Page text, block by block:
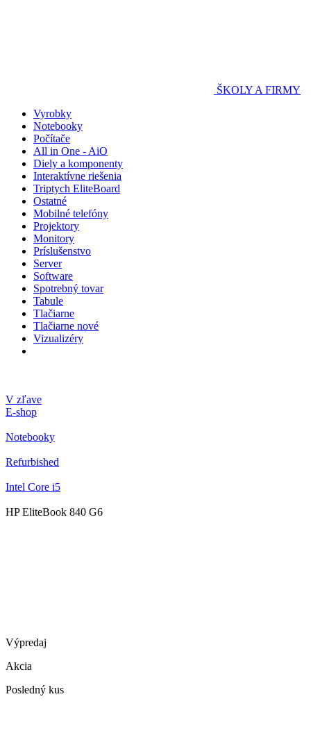
ŠKOLY A FIRMY
Vyrobky
Notebooky
Počítače
All in One - AiO
Diely a komponenty
Interaktívne riešenia
Triptych EliteBoard
Ostatné
Mobilné telefóny
Projektory
Monitory
Príslušenstvo
Server
Software
Spotrebný tovar
Tabule
Tlačiarne
Tlačiarne nové
Vizualizéry
V zľave
E-shop
Notebooky
Refurbished
Intel Core i5
HP EliteBook 840 G6
Výpredaj
Akcia
Posledný kus